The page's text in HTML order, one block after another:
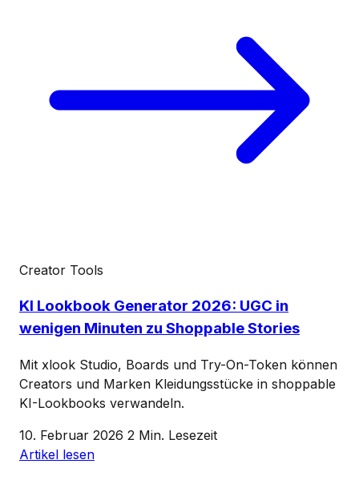
Creator Tools
KI Lookbook Generator 2026: UGC in
wenigen Minuten zu Shoppable Stories
Mit xlook Studio, Boards und Try-On-Token können
Creators und Marken Kleidungsstücke in shoppable
KI-Lookbooks verwandeln.
10. Februar 2026 2 Min. Lesezeit
Artikel lesen